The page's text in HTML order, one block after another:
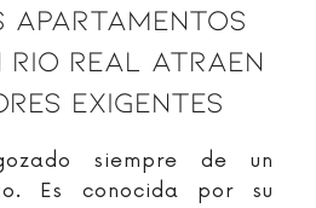
Apartamentos
Rio Real Atraen
Exigentes
siempre de un
Es conocida por su